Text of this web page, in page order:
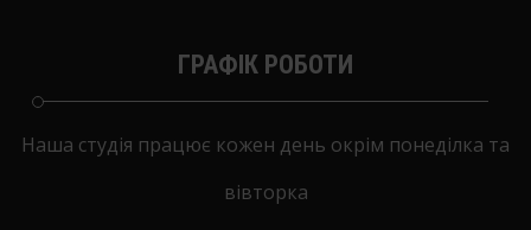
ГРАФІК РОБОТИ
Наша студія працює кожен день окрім понеділка та
вівторка